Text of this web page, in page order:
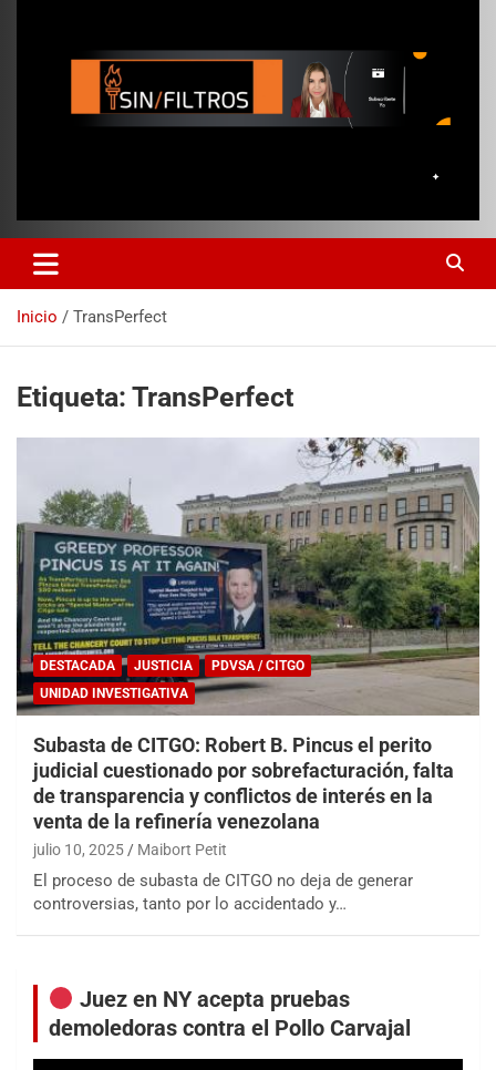
Inicio TransPerfect
Etiqueta: TransPerfect
DESTACADA JUSTICIA
PDVSA / CITGO
UNIDAD INVESTIGATIVA
Subasta de CITGO: Robert B. Pincus el perito
judicial cuestionado por sobrefacturación, falta
de transparencia y conflictos de interés en la
venta de la refinería venezolana
julio 10, 2025 Maibort Petit
El proceso de subasta de CITGO no deja de generar
controversias, tanto por lo accidentado y…
Juez en NY acepta pruebas
demoledoras contra el Pollo Carvajal